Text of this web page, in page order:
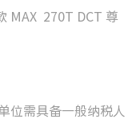
工会之
MAX 270T DCT 尊
位需具备一般纳税人